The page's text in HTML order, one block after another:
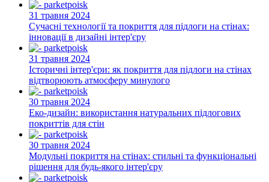
31 травня 2024
Сучасні технології та покриття для підлоги на стінах:
інновації в дизайні інтер'єру
31 травня 2024
Історичні інтер'єри: як покриття для підлоги на стінах
відтворюють атмосферу минулого
30 травня 2024
Еко-дизайн: використання натуральних підлогових
покриттів для стін
30 травня 2024
Модульні покриття на стінах: стильні та функціональні
рішення для будь-якого інтер'єру